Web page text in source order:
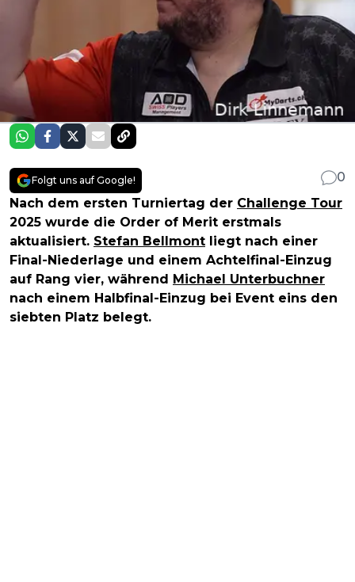
Folgt uns auf Google!
0
Nach dem ersten Turniertag der Challenge Tour
2025 wurde die Order of Merit erstmals
aktualisiert. Stefan Bellmont liegt nach einer
Final-Niederlage und einem Achtelfinal-Einzug
auf Rang vier, während Michael Unterbuchner
nach einem Halbfinal-Einzug bei Event eins den
siebten Platz belegt.